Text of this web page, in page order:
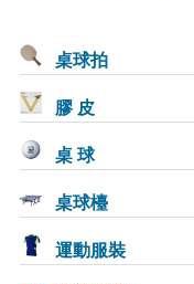
桌球拍
膠 皮
桌 球
桌球檯
運動服裝